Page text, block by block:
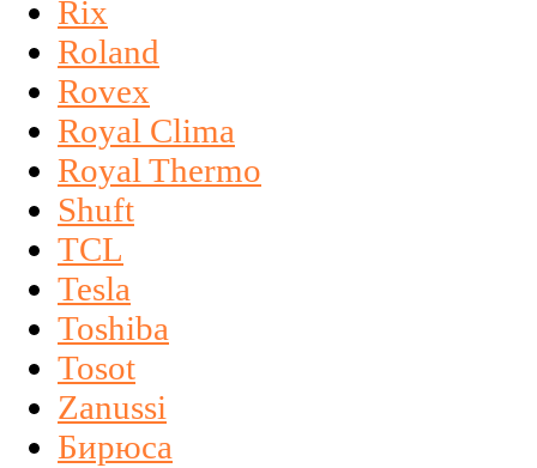
Rix
Roland
Rovex
Royal Clima
Royal Thermo
Shuft
TCL
Tesla
Toshiba
Tosot
Zanussi
Бирюса